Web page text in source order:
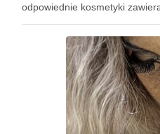
odpowiednie kosmetyki
mogą znacząco wpłynąć na …